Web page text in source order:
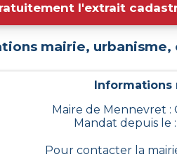
l'extrait
mairie, urbanisme,
Informations
Maire de Mennevret :
Mandat depuis le
Pour contacter la